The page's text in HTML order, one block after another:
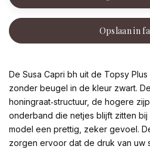
Opslaan in
De Susa Capri bh uit de Topsy
zonder beugel in de kleur zwart.
honingraat‑structuur, de hogere
onderband die netjes blijft zitten
model een prettig, zeker gevoel.
zorgen ervoor dat de druk van uw